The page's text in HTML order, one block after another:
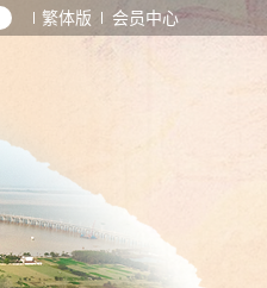
繁体版 会员中心